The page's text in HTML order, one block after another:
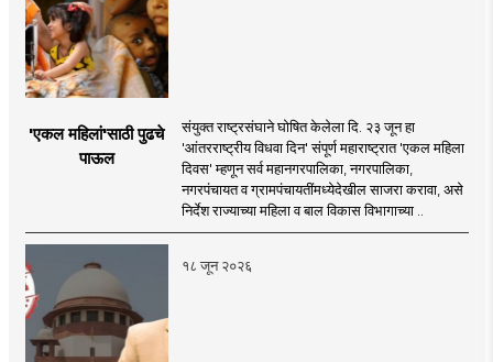
'एकल महिलां'साठी पुढचे
पाऊल
संयुक्त राष्ट्रसंघाने घोषित केलेला दि. २३ जून हा
'आंतरराष्ट्रीय विधवा दिन' संपूर्ण महाराष्ट्रात 'एकल महिला
दिवस' म्हणून सर्व महानगरपालिका, नगरपालिका,
नगरपंचायत व ग्रामपंचायतींमध्येदेखील साजरा करावा, असे
निर्देश राज्याच्या महिला व बाल विकास विभागाच्या ..
१८ जून २०२६